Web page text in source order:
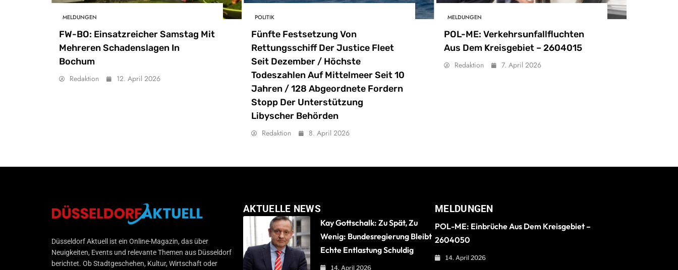
MELDUNGEN
FW-BO: Einsatzreicher Samstag Mit
Mehreren Schadenslagen In
Bochum
Redaktion 12. April 2026
POLITIK
Fünfte Festsetzung Von
Rettungsschiff Der Justice Fleet
Seit Dezember / Höchste
Todeszahlen Auf Mittelmeer Seit 10
Jahren / 128 Abgeordnete Fordern
Stopp Der Unterstützung
Libyscher Behörden
Redaktion 8. April 2026
MELDUNGEN
POL-ME: Verkehrsunfallfluchten
Aus Dem Kreisgebiet – 2604015
Redaktion 7. April 2026
Düsseldorf Aktuell
Düsseldorf Aktuell ist ein Online-Magazin, das über
Neuigkeiten, Events und relevante Themen aus Düsseldorf
berichtet. Ob Stadtgeschehen, Kultur, Wirtschaft oder
AKTUELLE NEWS
Kay Gottschalk: Zu Spät, Zu
Wenig: Bundesregierung Bleibt
Echte Entlastung Schuldig
14. April 2026
MELDUNGEN
POL-ME: Einbrüche Aus Dem Kreisgebiet –
2604050
14. April 2026